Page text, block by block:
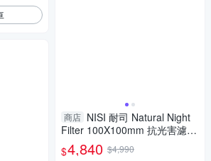
商店 NISI 耐司 Natural Night
Filter 100X100mm 抗光害濾鏡
夜景 星空 阻絕光害
$4,840 $4,990